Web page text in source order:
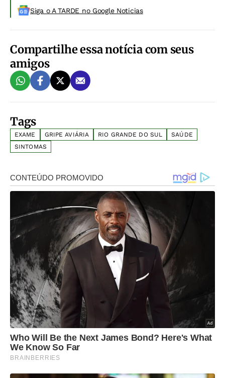
Siga o A TARDE no Google Noticias
Compartilhe essa notícia com seus
amigos
Tags
EXAME GRIPE AVIÁRIA RIO GRANDE DO SUL
SAÚDE
SINTOMAS